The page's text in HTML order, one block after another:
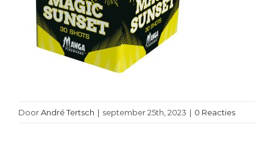
DoorAndré Tertsch | september 25th, 2023 | 0 Reacties